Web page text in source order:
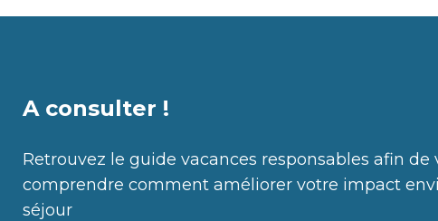
A consulter !
Retrouvez le guide vacances responsables afin de
comprendre comment améliorer votre impact
séjour